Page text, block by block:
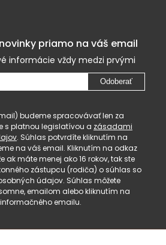
priamo na váš email
informácie vždy medzi prvými
Odoberať
budeme spracovávať len za
s platnou legislatívou a zásadami
. Súhlas potvrdíte kliknutím na
na váš email. Kliknutím na odkaz
ak máte menej ako 16 rokov, tak ste
zástupcu (rodiča) o súhlas so
údajov. Súhlas môžete
emailom alebo kliknutím na
emailu.